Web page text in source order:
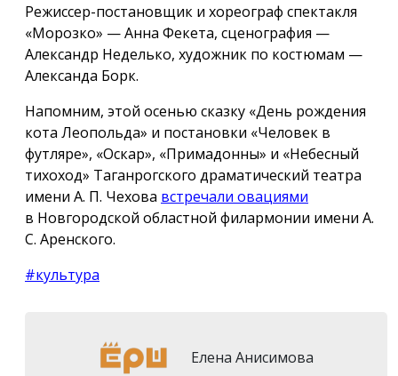
Режиссер-постановщик и хореограф спектакля
«Морозко» — Анна Фекета, сценография —
Александр Неделько, художник по костюмам —
Александа Борк.
Напомним, этой осенью сказку «День рождения
кота Леопольда» и постановки «Человек в
футляре», «Оскар», «Примадонны» и «Небесный
тихоход» Таганрогского драматический театра
имени А. П. Чехова встречали овациями
в Новгородской областной филармонии имени А.
С. Аренского.
#культура
Елена Анисимова